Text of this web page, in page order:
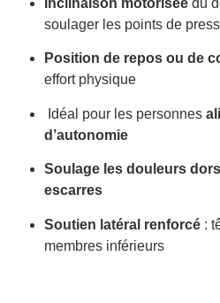
Inclinaison motorisée du
soulager les points de
Position de repos ou de
effort physique
Idéal pour les personnes
d’autonomie
Soulage les douleurs
escarres
Soutien latéral renforcé :
membres inférieurs